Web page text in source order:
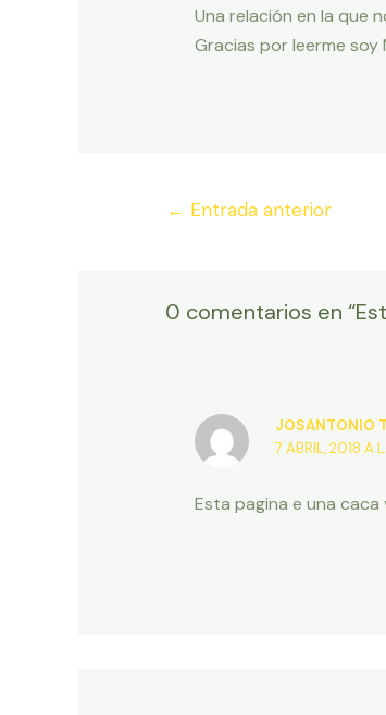
Una relación en la que
Gracias por leerme soy
Navegación
← Entrada anterior
0 comentarios en
JOSANTONIO
7 ABRIL, 2018 A
Esta pagina e una caca